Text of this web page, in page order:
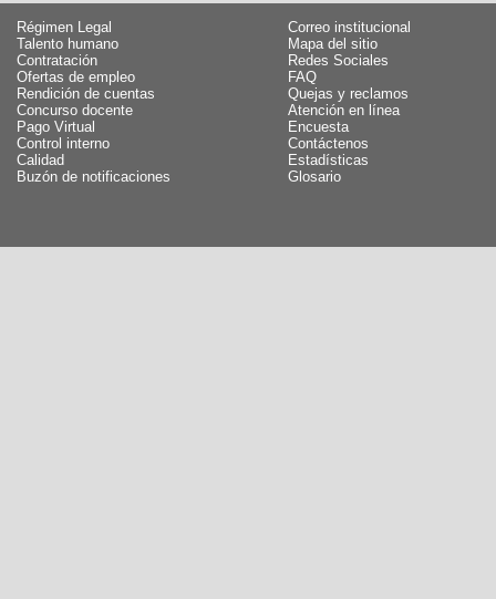
Régimen Legal
Talento humano
Contratación
Ofertas de empleo
Rendición de cuentas
Concurso docente
Pago Virtual
Control interno
Calidad
Buzón de notificaciones
Correo institucional
Mapa del sitio
Redes Sociales
FAQ
Quejas y reclamos
Atención en línea
Encuesta
Contáctenos
Estadísticas
Glosario